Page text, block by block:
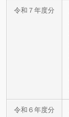
令和７年度分
令和６年度分